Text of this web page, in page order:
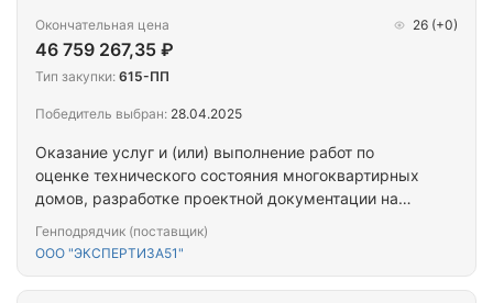
Оказание услуг и (или) выполнение работ по
оценке технического состояния многоквартирных
домов, разработке проектной документации на
имущества многоквартирных домов,
многоквартирных домов (ПРОЕКТ+СМР)
Генподрядчик (поставщик)
ООО "ЭКСПЕРТИЗА51"
Окончательная цена
46 759 267,35 ₽
26 (+0)
Тип закупки: 615-ПП
Победитель выбран: 28.04.2025